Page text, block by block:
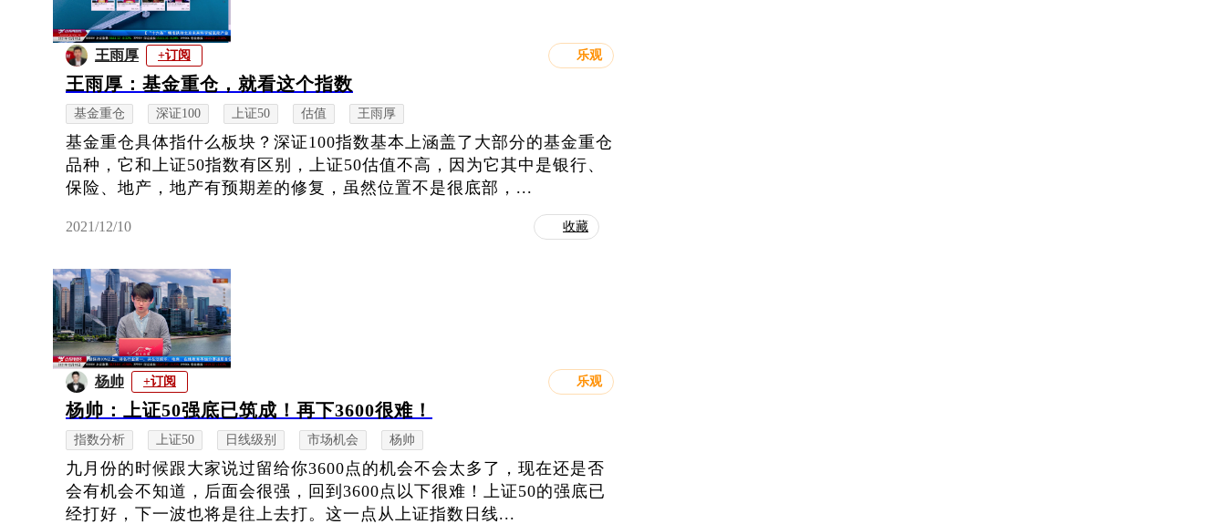
王雨厚 +订阅 乐观
王雨厚：基金重仓，就看这个指数
基金重仓 深证100 上证50 估值 王雨厚
基金重仓具体指什么板块？深证100指数基本上涵盖了大部分的基金重仓
品种，它和上证50指数有区别，上证50估值不高，因为它其中是银行、
保险、地产，地产有预期差的修复，虽然位置不是很底部，...
2021/12/10 收藏
杨帅 +订阅 乐观
杨帅：上证50强底已筑成！再下3600很难！
指数分析 上证50 日线级别 市场机会 杨帅
九月份的时候跟大家说过留给你3600点的机会不会太多了，现在还是否
会有机会不知道，后面会很强，回到3600点以下很难！上证50的强底已
经打好，下一波也将是往上去打。这一点从上证指数日线...